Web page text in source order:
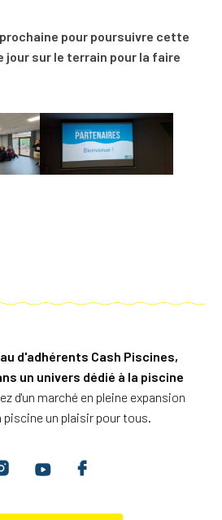
pour poursuivre cette
jour sur le terrain pour la faire
d'adhérents Cash Piscines,
un univers dédié à la piscine
d'un marché en pleine expansion
piscine un plaisir pour tous.